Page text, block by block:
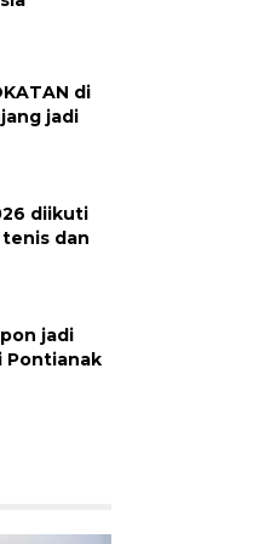
di
jadi
diikuti
dan
jadi
Pontianak